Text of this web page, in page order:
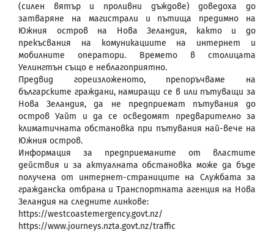
(силен вятър и проливни дъждове) доведоха до
затваряне на магистрали и пътища предимно на
Южния остров на Нова Зеландия, както и до
прекъсвания на комуникациите на интернет и
мобилните оператори. Времето в столицата
Уелингтън също е неблагоприятно.
Предвид гореизложеното, препоръчваме на
българските граждани, намиращи се в или пътуващи за
Нова Зеландия, да не предприемат пътувания до
остров Уайт и да се осведомят предварително за
климатичната обстановка при пътувания най-вече на
Южния остров.
Информация за предприеманите от властите
действия и за актуалната обстановка може да бъде
получена от интернет-страниците на Службата за
гражданска отбрана и Транспортната агенция на Нова
Зеландия на следните линкове:
https://westcoastemergency.govt.nz/
https://www.journeys.nzta.govt.nz/traffic